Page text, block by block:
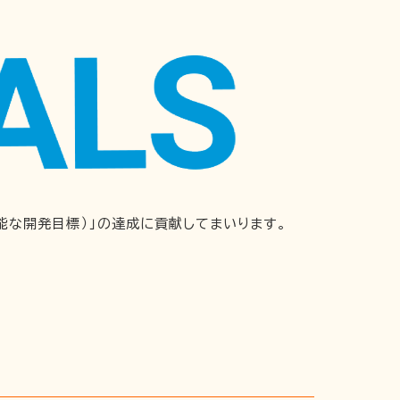
発目標）」の達成に貢献してまいります。